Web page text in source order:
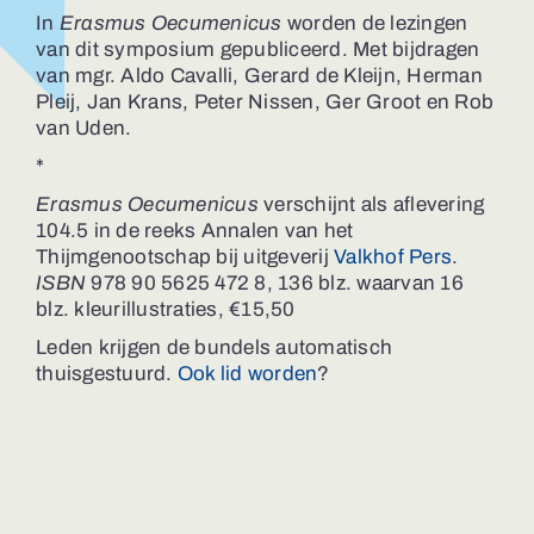
In Erasmus Oecumenicus worden de lezingen
van dit symposium gepubliceerd. Met bijdragen
van mgr. Aldo Cavalli, Gerard de Kleijn, Herman
Pleij, Jan Krans, Peter Nissen, Ger Groot en Rob
van Uden.
*
Erasmus Oecumenicus verschijnt als aflevering
104.5 in de reeks Annalen van het
Thijmgenootschap bij uitgeverijValkhof Pers.
ISBN 978 90 5625 472 8, 136 blz. waarvan 16
blz. kleurillustraties,€15,50
Leden krijgen de bundels automatisch
thuisgestuurd. Ook lid worden?